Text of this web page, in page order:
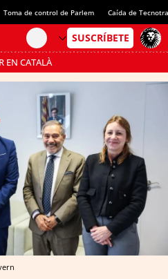
Toma de control de Parlem Caída de
EN CATALÀ
AHORRO